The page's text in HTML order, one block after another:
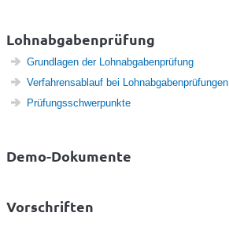
Lohnabgabenprüfung
Grundlagen der Lohnabgabenprüfung
Verfahrensablauf bei Lohnabgabenprüfungen
Prüfungsschwerpunkte
Demo-Dokumente
Vorschriften